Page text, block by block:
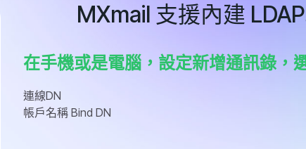
MXmail 支援內建
在手機或是電腦，設定新增通訊錄，
連線DN
帳戶名稱 Bind DN